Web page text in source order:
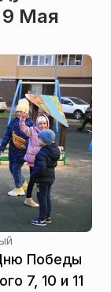
Мая
Победы
7, 10 и 11